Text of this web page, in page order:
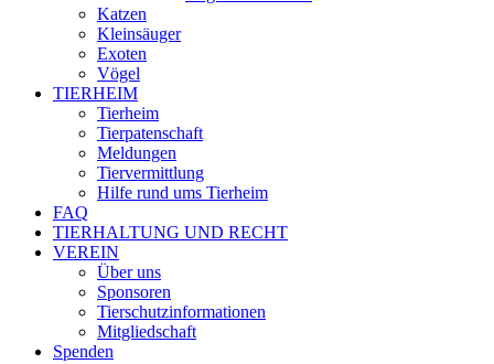
Katzen
Kleinsäuger
Exoten
Vögel
TIERHEIM
Tierheim
Tierpatenschaft
Meldungen
Tiervermittlung
Hilfe rund ums Tierheim
FAQ
TIERHALTUNG UND RECHT
VEREIN
Über uns
Sponsoren
Tierschutzinformationen
Mitgliedschaft
Spenden